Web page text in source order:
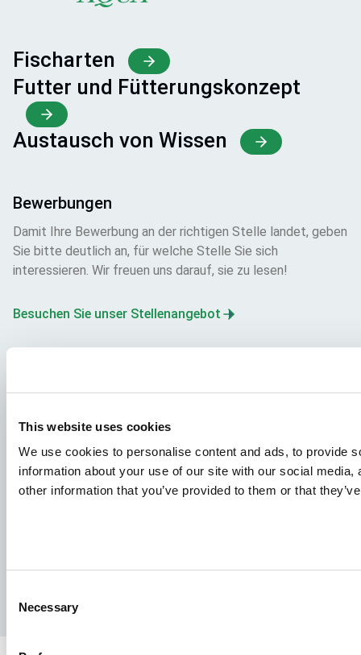
This website uses cookies
We use cookies to personalise content and ads, to provide
information about your use of our site with our social
other information that you’ve provided to them or that
Selection
Necessary
Fischarten
Futter und Fütterungskonzept
Austausch von Wissen
Bewerbungen
Damit Ihre Bewerbung an der richtigen Stelle landet, geben
Sie bitte deutlich an, für welche Stelle Sie sich
interessieren. Wir freuen uns darauf, sie zu lesen!
Besuchen Sie unser Stellenangebot
ID DE 251 619 096 & Commercial register HRB 7676 CB,
Datenschutzrichtlinien